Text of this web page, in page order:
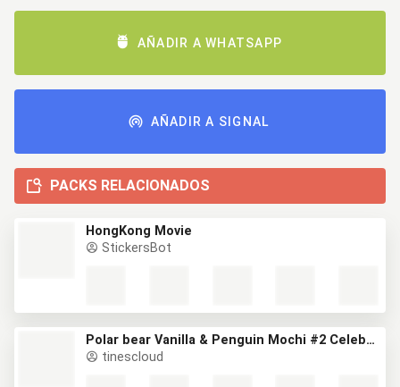
AÑADIR A WHATSAPP
AÑADIR A SIGNAL
PACKS RELACIONADOS
HongKong Movie
StickersBot
Polar bear Vanilla & Penguin Mochi #2 Celebrations
tinescloud